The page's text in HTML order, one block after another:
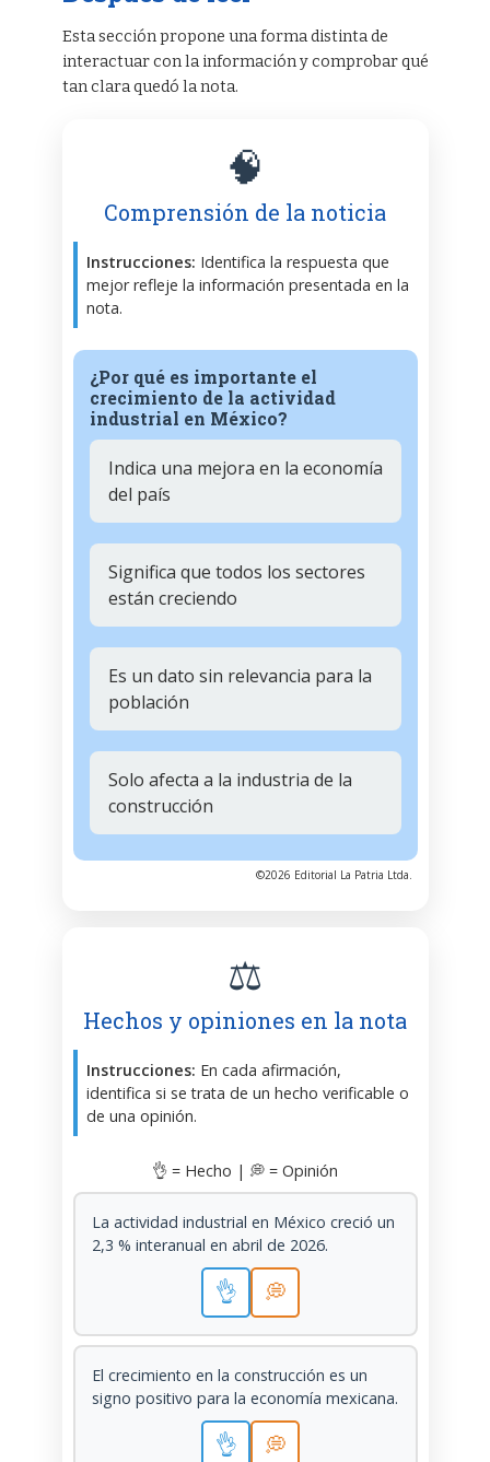
Esta sección propone una forma distinta de
interactuar con la información y comprobar qué
tan clara quedó la nota.
🧠
Comprensión de la noticia
Instrucciones: Identifica la respuesta que
mejor refleje la información presentada en la
nota.
¿Por qué es importante el
crecimiento de la actividad
industrial en México?
Indica una mejora en la economía
del país
Significa que todos los sectores
están creciendo
Es un dato sin relevancia para la
población
Solo afecta a la industria de la
construcción
©2026 Editorial La Patria Ltda.
⚖️
Hechos y opiniones en la nota
Instrucciones: En cada afirmación,
identifica si se trata de un hecho verificable o
de una opinión.
👌 = Hecho | 💭 = Opinión
La actividad industrial en México creció un
2,3 % interanual en abril de 2026.
👌 💭
El crecimiento en la construcción es un
signo positivo para la economía mexicana.
👌 💭